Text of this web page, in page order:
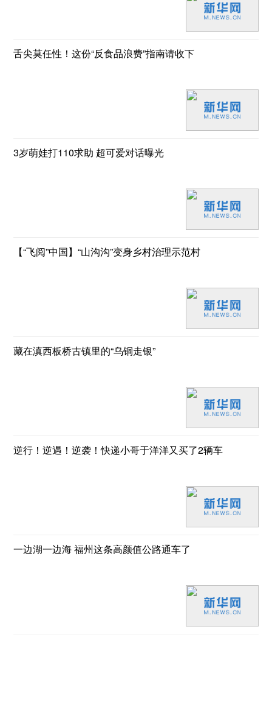
舌尖莫任性！这份“反食品浪费”指南请收下
3岁萌娃打110求助 超可爱对话曝光
【“飞阅”中国】“山沟沟”变身乡村治理示范村
藏在滇西板桥古镇里的“乌铜走银”
逆行！逆遇！逆袭！快递小哥于洋洋又买了2辆车
一边湖一边海 福州这条高颜值公路通车了